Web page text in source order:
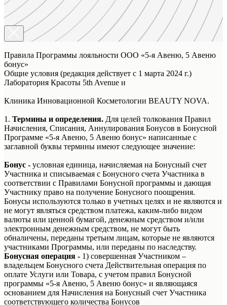
Правила Программы лояльности ООО «5-я Авеню, 5 Авеню
бонус»
Общие условия (редакция действует с 1 марта 2024 г.)
Лаборатория Красоты 5th Avenue и
Клиника Инновационной Косметологии BEAUTY NOVA.
1. Термины и определения. Для целей толкования Правил
Начисления, Списания, Аннулирования Бонусов в Бонусной
Программе «5-я Авеню, 5 Авеню бонус» написанные с
заглавной буквы термины имеют следующее значение:
Бонус - условная единица, начисляемая на Бонусный счет
Участника и списываемая с Бонусного счета Участника в
соответствии с Правилами Бонусной программы и дающая
Участнику право на получение Бонусного поощрения.
Бонусы используются только в учетных целях и не являются и
не могут являться средством платежа, каким-либо видом
валюты или ценной бумагой, денежным средством и/или
электронным денежным средством, не могут быть
обналичены, переданы третьим лицам, которые не являются
участниками Программы, или переданы по наследству.
Бонусная операция - 1) совершенная Участником –
владельцем Бонусного счета Действительная операция по
оплате Услуги или Товара, с учетом правил Бонусной
программы «5-я Авеню, 5 Авеню бонус» и являющаяся
основанием для Начисления на Бонусный счет Участника
соответствующего количества Бонусов